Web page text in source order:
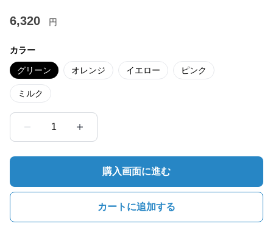
6,320 円
カラー
グリーン オレンジ イエロー ピンク
ミルク
1
購入画面に進む
カートに追加する